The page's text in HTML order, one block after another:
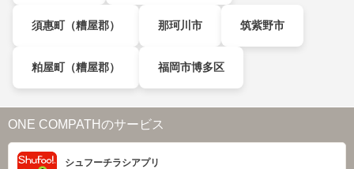
須惠町（糟屋郡） 那珂川市 筑紫野市
粕屋町（糟屋郡） 福岡市博多区
ONE COMPATHのサービス
シュフーチラシアプリ